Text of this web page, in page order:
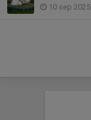
10 sep 2025